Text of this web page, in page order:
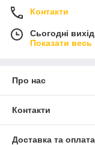
Контакти
Сьогодні
Показати весь
Про нас
Контакти
Доставка та оплата